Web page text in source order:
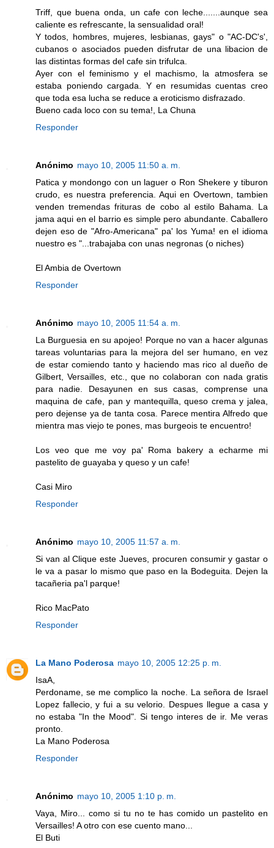
Triff, que buena onda, un cafe con leche.......aunque sea
caliente es refrescante, la sensualidad oral!
Y todos, hombres, mujeres, lesbianas, gays" o "AC-DC's',
cubanos o asociados pueden disfrutar de una libacion de
las distintas formas del cafe sin trifulca.
Ayer con el feminismo y el machismo, la atmosfera se
estaba poniendo cargada. Y en resumidas cuentas creo
que toda esa lucha se reduce a eroticismo disfrazado.
Bueno cada loco con su tema!, La Chuna
Responder
Anónimo mayo 10, 2005 11:50 a. m.
Patica y mondongo con un laguer o Ron Shekere y tiburon
crudo, es nuestra preferencia. Aqui en Overtown, tambien
venden tremendas frituras de cobo al estilo Bahama. La
jama aqui en el barrio es simple pero abundante. Caballero
dejen eso de "Afro-Americana" pa' los Yuma! en el idioma
nuestro es "...trabajaba con unas negronas (o niches)
El Ambia de Overtown
Responder
Anónimo mayo 10, 2005 11:54 a. m.
La Burguesia en su apojeo! Porque no van a hacer algunas
tareas voluntarias para la mejora del ser humano, en vez
de estar comiendo tanto y haciendo mas rico al dueño de
Gilbert, Versailles, etc., que no colaboran con nada gratis
para nadie. Desayunen en sus casas, comprense una
maquina de cafe, pan y mantequilla, queso crema y jalea,
pero dejense ya de tanta cosa. Parece mentira Alfredo que
mientra mas viejo te pones, mas burgeois te encuentro!
Los veo que me voy pa' Roma bakery a echarme mi
pastelito de guayaba y queso y un cafe!
Casi Miro
Responder
Anónimo mayo 10, 2005 11:57 a. m.
Si van al Clique este Jueves, procuren consumir y gastar o
le va a pasar lo mismo que paso en la Bodeguita. Dejen la
tacañeria pa'l parque!
Rico MacPato
Responder
La Mano Poderosa mayo 10, 2005 12:25 p. m.
IsaA,
Perdoname, se me complico la noche. La señora de Israel
Lopez fallecio, y fui a su velorio. Despues llegue a casa y
no estaba "In the Mood". Si tengo interes de ir. Me veras
pronto.
La Mano Poderosa
Responder
Anónimo mayo 10, 2005 1:10 p. m.
Vaya, Miro... como si tu no te has comido un pastelito en
Versailles! A otro con ese cuento mano...
El Buti